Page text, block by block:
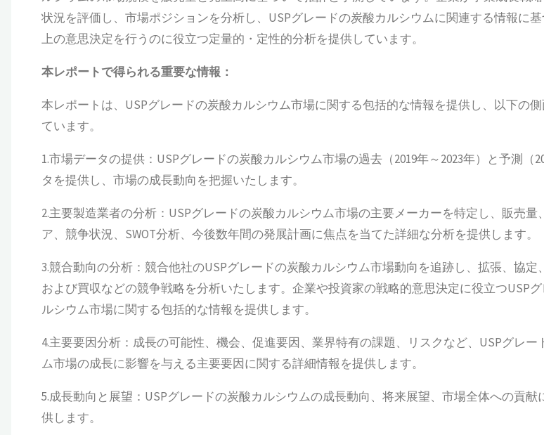
状況を評価し、市場ポジションを分析し、USPグレードの炭酸カルシウムに関連する情報に
上の意思決定を行うのに役立つ定量的・定性的分析を提供しています。
本レポートで得られる重要な情報：
本レポートは、USPグレードの炭酸カルシウム市場に関する包括的な情報を提供し、以下の
ています。
1.市場データの提供：USPグレードの炭酸カルシウム市場の過去（2019年～2023年）と予測（
タを提供し、市場の成長動向を把握いたします。
2.主要製造業者の分析：USPグレードの炭酸カルシウム市場の主要メーカーを特定し、販売量
ア、競争状況、SWOT分析、今後数年間の発展計画に焦点を当てた詳細な分析を提供します。
3.競合動向の分析：競合他社のUSPグレードの炭酸カルシウム市場動向を追跡し、拡張、協定
および買収などの競争戦略を分析いたします。企業や投資家の戦略的意思決定に役立つUSP
ルシウム市場に関する包括的な情報を提供します。
4.主要要因分析：成長の可能性、機会、促進要因、業界特有の課題、リスクなど、USPグレー
ム市場の成長に影響を与える主要要因に関する詳細情報を提供します。
5.成長動向と展望：USPグレードの炭酸カルシウムの成長動向、将来展望、市場全体への貢献
供します。